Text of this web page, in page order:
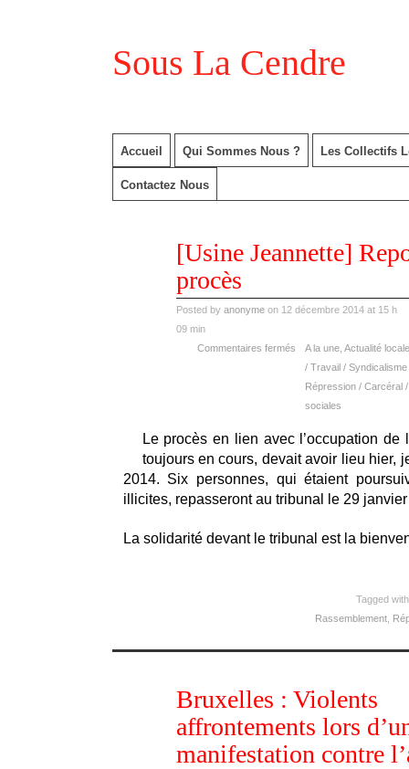
Sous La Cendre
Accueil Qui Sommes Nous ? Les Collectifs
Contactez Nous
[Usine Jeannette]
procès
Posted by anonymeon 12 décembre 2014 at 15 h
09 min
A la une, Actualité locale
/ Travail /
Répression / Carcéral
sociales
Commentaires fermés
Le procès en lien avec l’occupation de
toujours en cours, devait avoir lieu hier,
2014. Six personnes, qui étaient
illicites, repasseront au tribunal le 29
La solidarité devant le tribunal est la
Tagged
Rassemblement,
Bruxelles : Violents
affrontements lors
manifestation contre